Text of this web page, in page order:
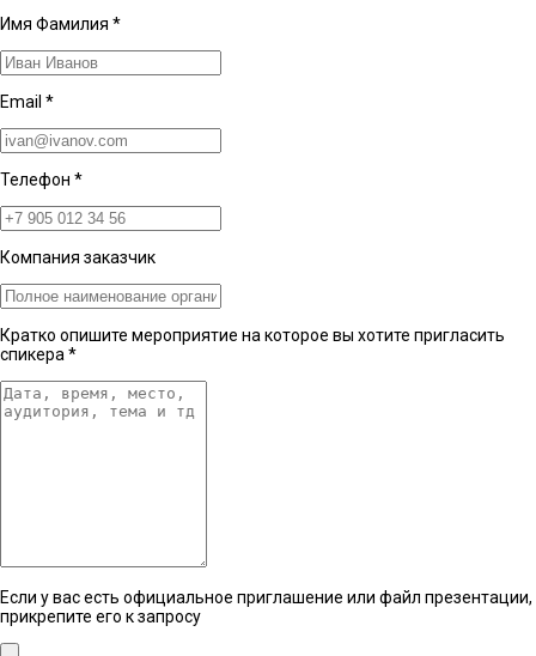
Имя Фамилия *
Email *
Телефон *
Компания заказчик
Кратко опишите мероприятие на которое вы хотите пригласить
спикера *
Если у вас есть официальное приглашение или файл презентации,
прикрепите его к запросу